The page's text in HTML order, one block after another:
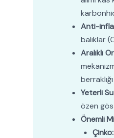
Anti-
balıklar
Aralıklı
Yeterli
özen
Önemli
Çinko: